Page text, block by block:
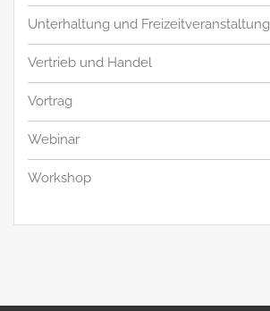
Unterhaltung und Freizeitveranstaltung
Vertrieb und Handel
Vortrag
Webinar
Workshop